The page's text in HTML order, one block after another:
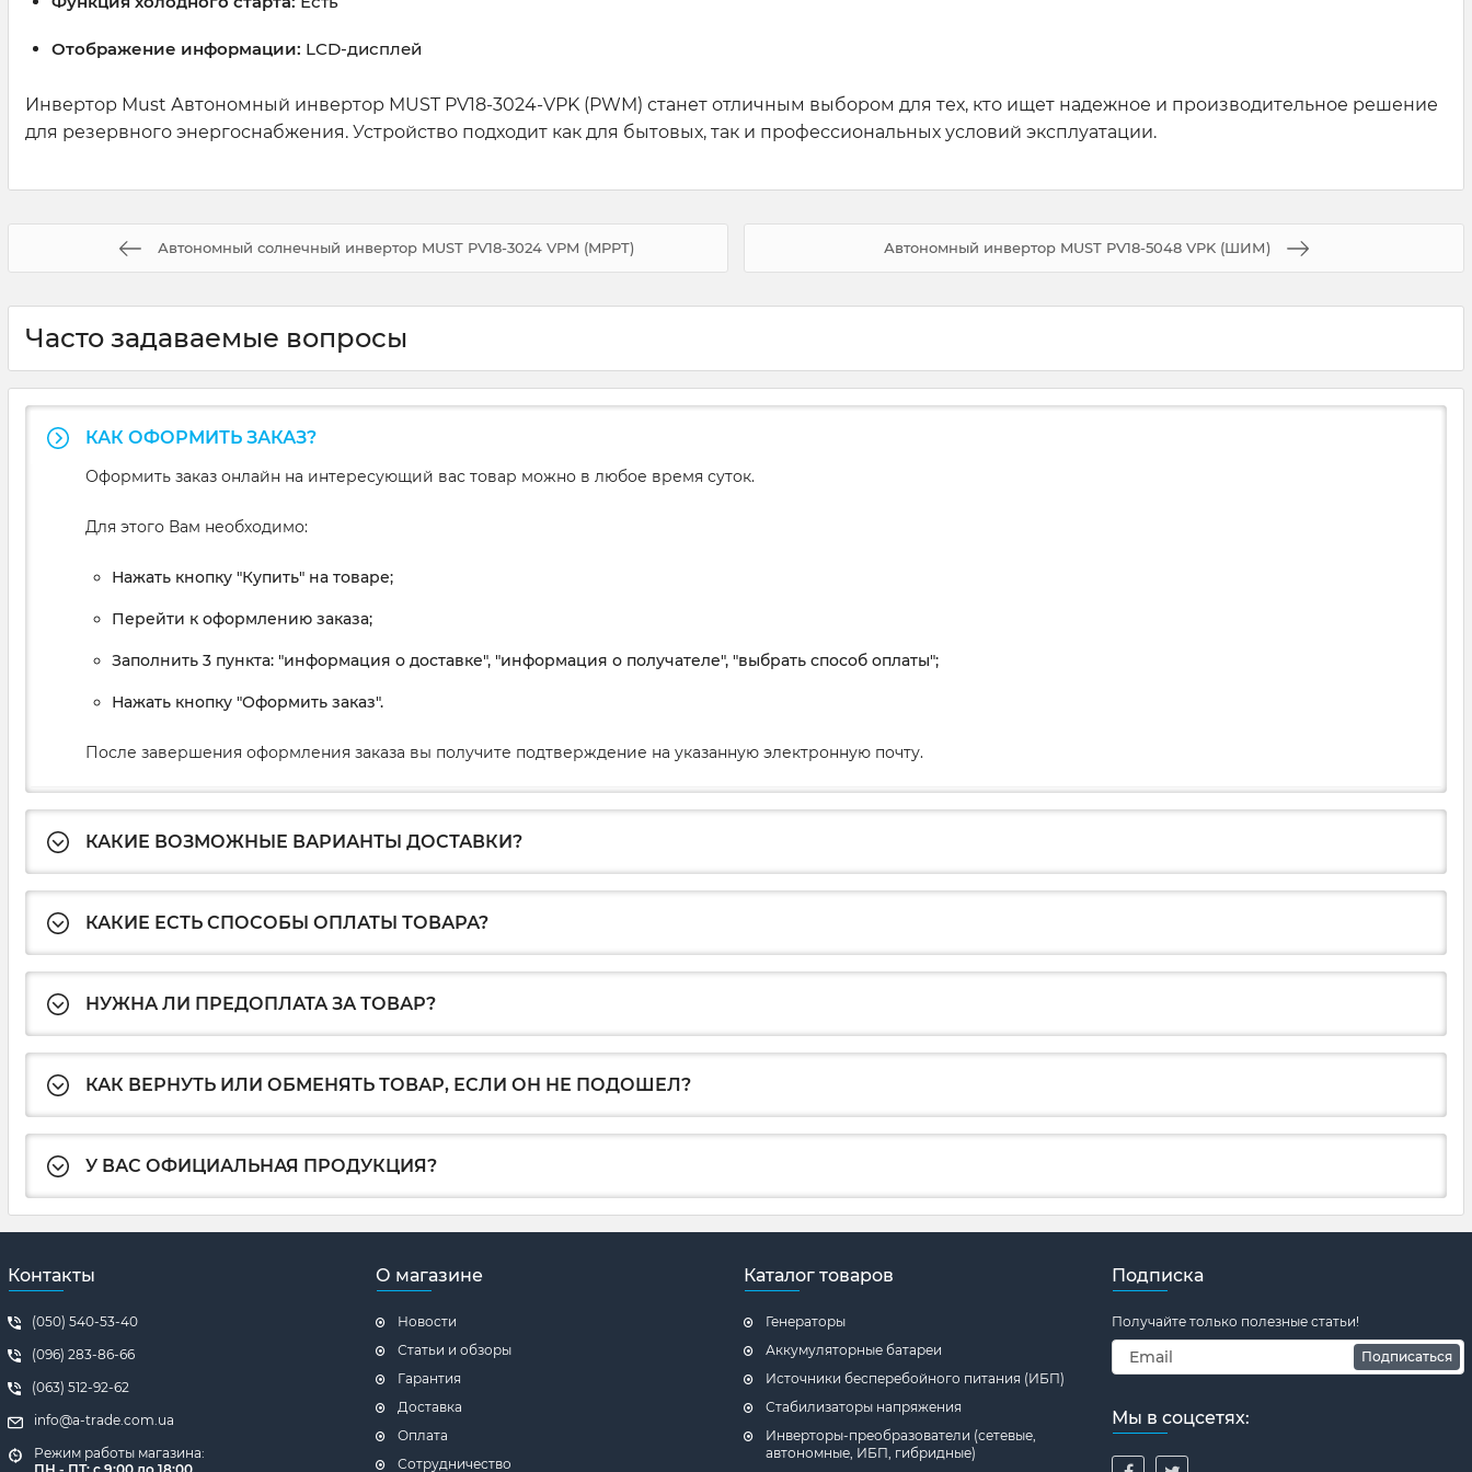
Отображение информации: LCD-дисплей
Инвертор Must Автономный инвертор MUST PV18-3024-VPK (PWM) станет отличным выбором для тех, кто ищет надежное и производительное решение
для резервного энергоснабжения. Устройство подходит как для бытовых, так и профессиональных условий эксплуатации.
Автономный солнечный инвертор MUST PV18-3024 VPM (MPPT) Автономный инвертор MUST PV18-5048 VPK (ШИМ)
Часто задаваемые вопросы
КАК ОФОРМИТЬ ЗАКАЗ?
Оформить заказ онлайн на интересующий вас товар можно в любое время суток.
Для этого Вам необходимо:
Нажать кнопку "Купить" на товаре;
Перейти к оформлению заказа;
Заполнить 3 пункта: "информация о доставке", "информация о получателе", "выбрать способ оплаты";
Нажать кнопку "Оформить заказ".
После завершения оформления заказа вы получите подтверждение на указанную электронную почту.
КАКИЕ ВОЗМОЖНЫЕ ВАРИАНТЫ ДОСТАВКИ?
КАКИЕ ЕСТЬ СПОСОБЫ ОПЛАТЫ ТОВАРА?
НУЖНА ЛИ ПРЕДОПЛАТА ЗА ТОВАР?
КАК ВЕРНУТЬ ИЛИ ОБМЕНЯТЬ ТОВАР, ЕСЛИ ОН НЕ ПОДОШЕЛ?
У ВАС ОФИЦИАЛЬНАЯ ПРОДУКЦИЯ?
Контакты
(050) 540-53-40
(096) 283-86-66
(063) 512-92-62
info@a-trade.com.ua
Режим работы магазина:
О магазине
Новости
Статьи и обзоры
Гарантия
Доставка
Оплата
Сотрудничество
Каталог товаров
Генераторы
Аккумуляторные батареи
Источники бесперебойного питания (ИБП)
Стабилизаторы напряжения
Инверторы-преобразователи (сетевые,
автономные, ИБП, гибридные)
Подписка
Получайте только полезные статьи!
Подписаться
Мы в соцсетях: